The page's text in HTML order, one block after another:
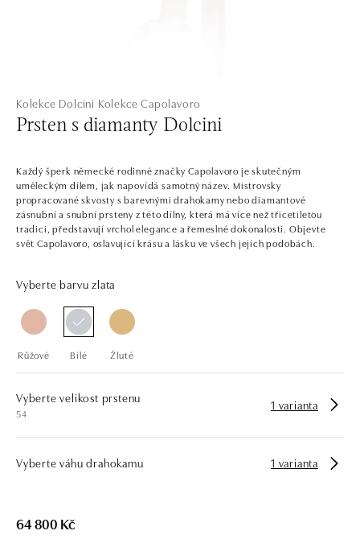
Kolekce Dolcini Kolekce Capolavoro
Prsten s diamanty Dolcini
Každý šperk německé rodinné značky Capolavoro je skutečným
uměleckým dílem, jak napovídá samotný název. Mistrovsky
propracované skvosty s barevnými drahokamy nebo diamantové
zásnubní a snubní prsteny z této dílny, která má více než třicetiletou
tradici, představují vrchol elegance a řemeslné dokonalosti. Objevte
svět Capolavoro, oslavující krásu a lásku ve všech jejích podobách.
Vyberte barvu zlata
Růžové Bílé Žluté
Vyberte velikost prstenu
54
1 varianta
Vyberte váhu drahokamu 1 varianta
64 800 Kč